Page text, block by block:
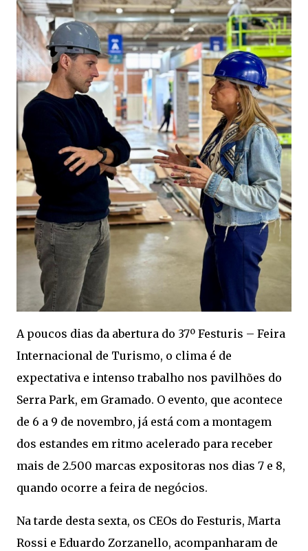
A poucos dias da abertura do 37º Festuris – Feira
Internacional de Turismo, o clima é de
expectativa e intenso trabalho nos pavilhões do
Serra Park, em Gramado. O evento, que acontece
de 6 a 9 de novembro, já está com a montagem
dos estandes em ritmo acelerado para receber
mais de 2.500 marcas expositoras nos dias 7 e 8,
quando ocorre a feira de negócios.
Na tarde desta sexta, os CEOs do Festuris, Marta
Rossi e Eduardo Zorzanello, acompanharam de